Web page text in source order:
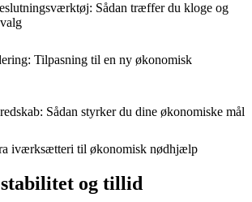
Sådan træffer du kloge og
Tilpasning til en ny økonomisk
Sådan styrker du dine økonomiske mål
iværksætteri til økonomisk nødhjælp
og tillid